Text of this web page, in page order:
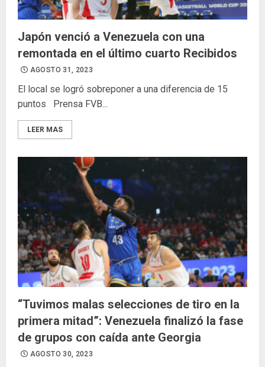
Japón venció a Venezuela con una
remontada en el último cuarto Recibidos
AGOSTO 31, 2023
El local se logró sobreponer a una diferencia de 15
puntos Prensa FVB...
LEER MAS
“Tuvimos malas selecciones de tiro en la
primera mitad”: Venezuela finalizó la fase
de grupos con caída ante Georgia
AGOSTO 30, 2023